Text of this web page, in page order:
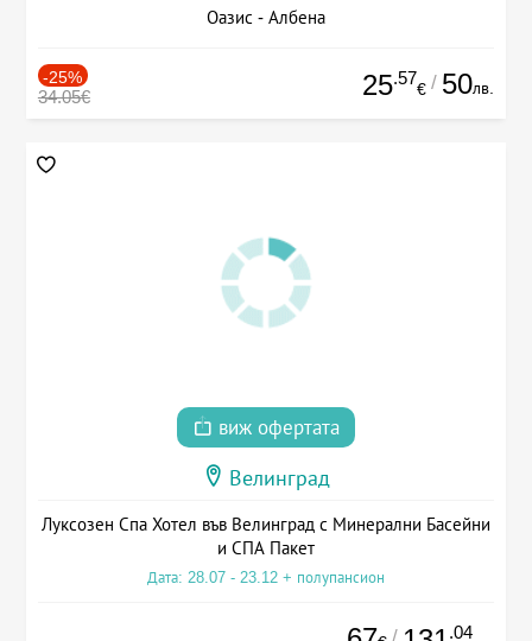
Оазис - Албена
-25%
34.05€ 25.57
€ / 50лв.
виж офертата
Велинград
Луксозен Спа Хотел във Велинград с Минерални Басейни
и СПА Пакет
Дата: 28.07 - 23.12 + полупансион
.04